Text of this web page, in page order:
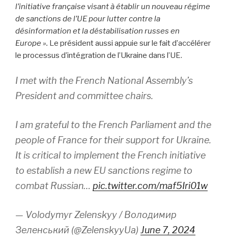
l’initiative française visant à établir un nouveau régime
de sanctions de l’UE pour lutter contre la
désinformation et la déstabilisation russes en
Europe ». Le président aussi appuie sur le fait d’accélérer
le processus d’intégration de l’Ukraine dans l’UE.
I met with the French National Assembly’s
President and committee chairs.
I am grateful to the French Parliament and the
people of France for their support for Ukraine.
It is critical to implement the French initiative
to establish a new EU sanctions regime to
combat Russian… pic.twitter.com/maf5Iri01w
— Volodymyr Zelenskyy / Володимир
Зеленський (@ZelenskyyUa) June 7, 2024